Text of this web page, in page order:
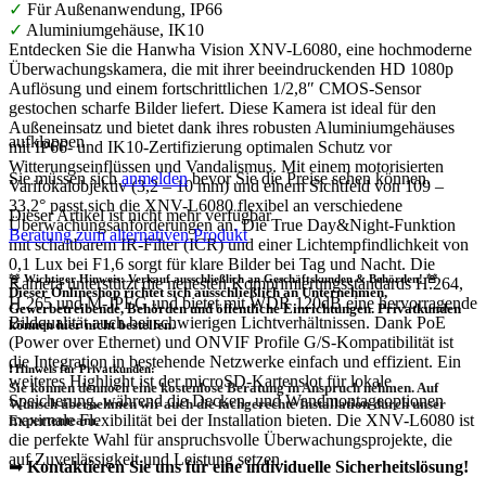
✓ Für Außenanwendung, IP66
✓ Aluminiumgehäuse, IK10
Entdecken Sie die Hanwha Vision XNV-L6080, eine hochmoderne
Überwachungskamera, die mit ihrer beeindruckenden HD 1080p
Auflösung und einem fortschrittlichen 1/2,8″ CMOS-Sensor
gestochen scharfe Bilder liefert. Diese Kamera ist ideal für den
Außeneinsatz und bietet dank ihres robusten Aluminiumgehäuses
mit IP66- und IK10-Zertifizierung optimalen Schutz vor
Witterungseinflüssen und Vandalismus. Mit einem motorisierten
Varifokalobjektiv (3,2 – 10 mm) und einem Sichtfeld von 109 –
33,2° passt sich die XNV-L6080 flexibel an verschiedene
Überwachungsanforderungen an. Die True Day&Night-Funktion
mit schaltbarem IR-Filter (ICR) und einer Lichtempfindlichkeit von
0,1 Lux bei F1,6 sorgt für klare Bilder bei Tag und Nacht. Die
Kamera unterstützt die neuesten Komprimierungsstandards H.264,
H.265 und M-JPEG und bietet mit WDR 120dB eine hervorragende
Bildqualität auch bei schwierigen Lichtverhältnissen. Dank PoE
(Power over Ethernet) und ONVIF Profile G/S-Kompatibilität ist
die Integration in bestehende Netzwerke einfach und effizient. Ein
weiteres Highlight ist der microSD-Kartenslot für lokale
Speicherung, während die Decken- und Wandmontageoptionen
maximale Flexibilität bei der Installation bieten. Die XNV-L6080 ist
die perfekte Wahl für anspruchsvolle Überwachungsprojekte, die
auf Zuverlässigkeit und Leistung setzen.
aufklappen
Sie müssen sichanmeldenbevor Sie die Preise sehen können.
Dieser Artikel ist nicht mehr verfügbar
Beratung zum alternativen Produkt
🚨 Wichtiger Hinweis: Verkauf ausschließlich an Geschäftskunden & Behörden! 🚨
Dieser Onlineshop richtet sichausschließlichan Unternehmen,
Gewerbetreibende, Behörden und öffentliche Einrichtungen. Privatkunden
können hier nicht bestellen.
❗Hinweis für Privatkunden:
Sie können dennoch einekostenlose Beratungin Anspruch nehmen. Auf
Wunsch übernehmen wir auch diefachgerechte Installationdurch unser
Expertenteam.
➡Kontaktieren Sie uns für eine individuelle Sicherheitslösung!